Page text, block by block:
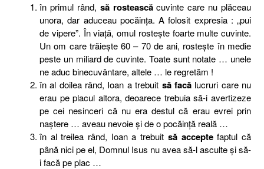
în primul rând, să rosteascăcuvinte care nu plăceau
unora, dar aduceau pocăinţa. A folosit expresia : „pui
de vipere”. În viaţă, omul rosteşte foarte multe cuvinte.
Un om care trăieşte 60 – 70 de ani, rosteşte în medie
peste un miliard de cuvinte. Toate sunt notate … unele
ne aduc binecuvântare, altele … le regretăm !
în al doilea rând, Ioan a trebuit să facălucruri care nu
erau pe placul altora, deoarece trebuia să-i avertizeze
pe cei nesinceri că nu era destul că erau evrei prin
naştere … aveau nevoie şi de o pocăinţă reală …
în al treilea rând, Ioan a trebuit să acceptefaptul că
până nici pe el, Domnul Isus nu avea să-l asculte şi să-
i facă pe plac …